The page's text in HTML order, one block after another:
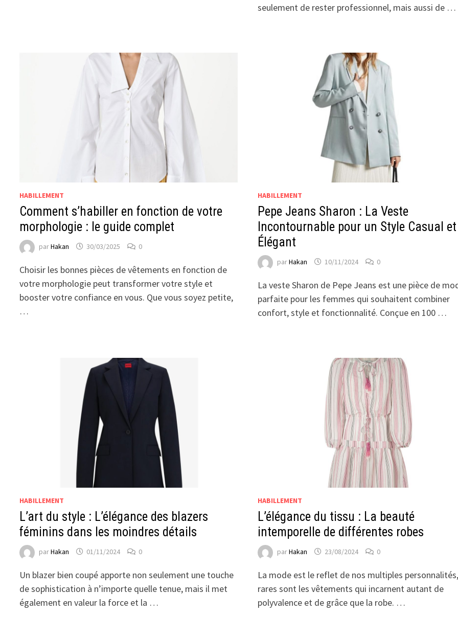
seulement de rester professionnel, mais aussi de …
HABILLEMENT
Comment s’habiller en fonction de votre
morphologie : le guide complet
parHakan 30/03/2025 0
Choisir les bonnes pièces de vêtements en fonction de
votre morphologie peut transformer votre style et
booster votre confiance en vous. Que vous soyez petite,
…
HABILLEMENT
Pepe Jeans Sharon : La Veste
Incontournable pour un Style Casual et
Élégant
parHakan 10/11/2024 0
La veste Sharon de Pepe Jeans est une pièce de
parfaite pour les femmes qui souhaitent combiner
confort, style et fonctionnalité. Conçue en 100 …
HABILLEMENT
L’art du style : L’élégance des blazers
féminins dans les moindres détails
parHakan 01/11/2024 0
Un blazer bien coupé apporte non seulement une touche
de sophistication à n’importe quelle tenue, mais il met
également en valeur la force et la …
HABILLEMENT
L’élégance du tissu : La beauté
intemporelle de différentes robes
parHakan 23/08/2024 0
La mode est le reflet de nos multiples
rares sont les vêtements qui incarnent autant de
polyvalence et de grâce que la robe. …